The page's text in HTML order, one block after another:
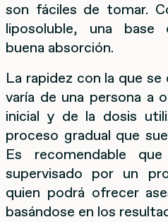
son fáciles de tomar.
liposoluble, una base
buena absorción.
La rapidez con la que
varía de una persona a
inicial y de la dosis
proceso gradual que
Es recomendable
supervisado por un
quien podrá ofrecer
basándose en los